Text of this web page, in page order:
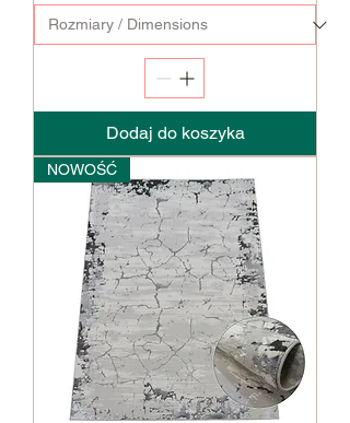
Dodaj do koszyka
NOWOŚĆ